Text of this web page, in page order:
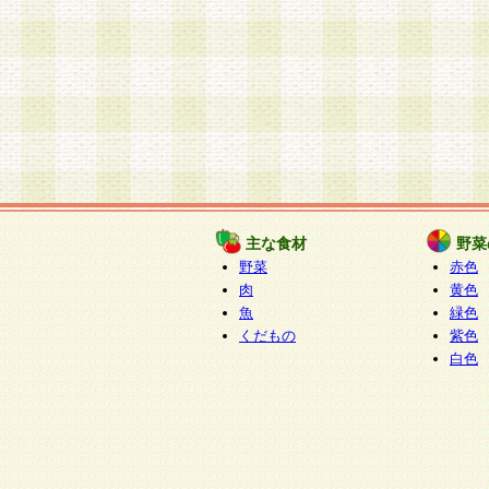
主な食材
野菜
肉
魚
くだもの
野
赤色
黄色
緑色
紫色
白色